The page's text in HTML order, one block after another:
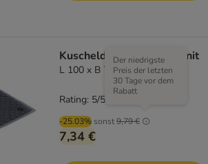
Kuscheldecke Velvet granit
L 100 x B 70 cm
-25.03% sonst9,79 €
Der niedrigste
Preis der letzten
30 Tage vor dem
Rabatt
7,34 €
Rating: 5/5